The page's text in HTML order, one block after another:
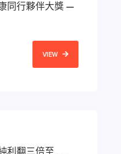
同行夥伴大獎 —
VIEW
利翻三倍至